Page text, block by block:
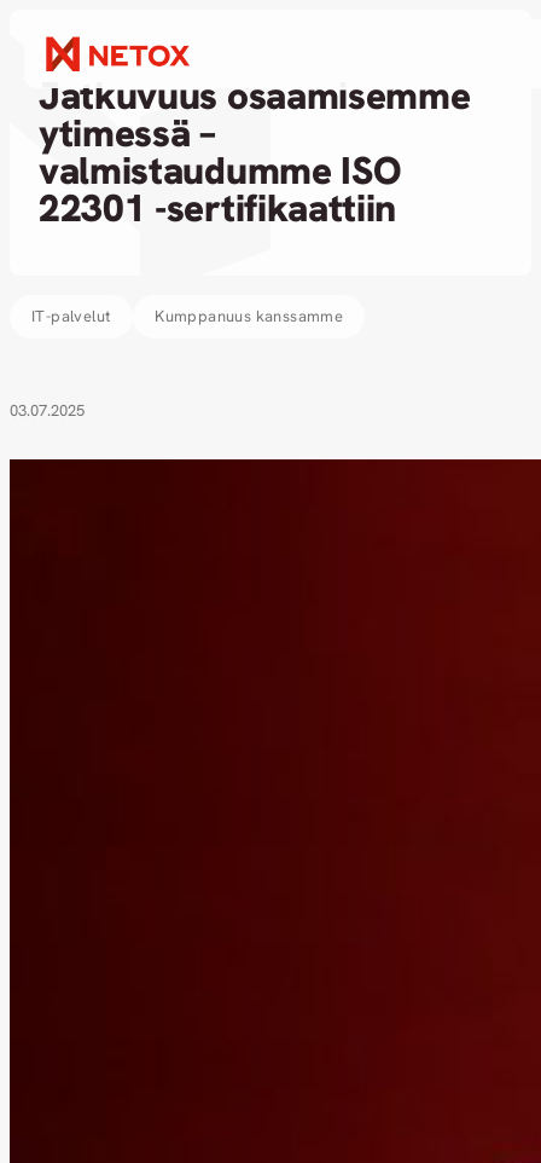
Uutinen
Jatkuvuus osaamisemme
ytimessä –
valmistaudumme ISO
22301 -sertifikaattiin
IT-palvelut Kumppanuus kanssamme
03.07.2025